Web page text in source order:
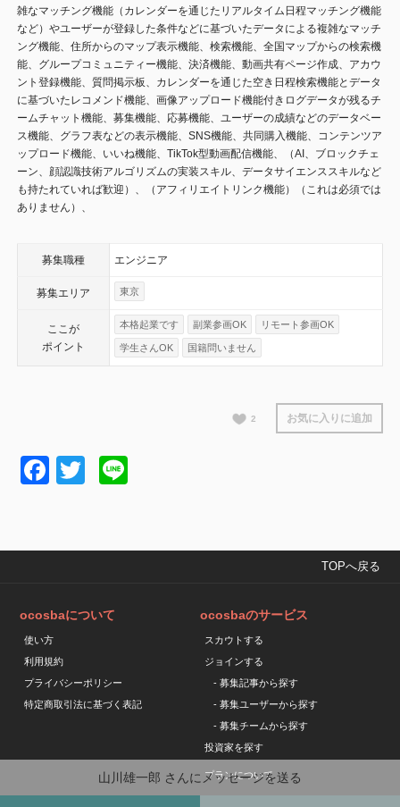
雑なマッチング機能（カレンダーを通じたリアルタイム日程マッチング機能
など）やユーザーが登録した条件などに基づいたデータによる複雑なマッチ
ング機能、住所からのマップ表示機能、検索機能、全国マップからの検索機
能、グループコミュニティー機能、決済機能、動画共有ページ作成、アカウ
ント登録機能、質問掲示板、カレンダーを通じた空き日程検索機能とデータ
に基づいたレコメンド機能、画像アップロード機能付きログデータが残るチ
ームチャット機能、募集機能、応募機能、ユーザーの成績などのデータベー
ス機能、グラフ表などの表示機能、SNS機能、共同購入機能、コンテンツア
ップロード機能、いいね機能、TikTok型動画配信機能、（AI、ブロックチェ
ーン、顔認識技術アルゴリズムの実装スキル、データサイエンススキルなど
も持たれていれば歓迎）、（アフィリエイトリンク機能）（これは必須では
ありません）、
募集職種 エンジニア
募集エリア 東京
ここが
ポイント
本格起業です 副業参画OK リモート参画OK
学生さんOK 国籍問いません
2 お気に入りに追加
山川雄一郎 さんにメッセージを送る
Facebook
Twitter
TOPへ戻る
ocosbaについて
使い方
利用規約
プライバシーポリシー
特定商取引法に基づく表記
ocosbaのサービス
スカウトする
ジョインする
- 募集記事から探す
- 募集ユーザーから探す
- 募集チームから探す
投資家を探す
プランについて